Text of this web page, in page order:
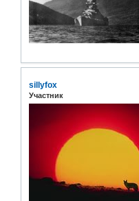
sillyfox
Участник